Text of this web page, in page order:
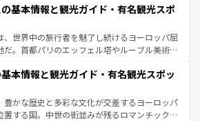
のイタリア情報はコンテンツ一覧を参照してほ
くこの国では、情熱的なフラメンコ、熱気あふ
そして美味しいタパスが生活の一部となってい
ドリードの洗練された雰囲気や、バルセロナの
れた街角から、地方では古代ローマ遺跡や中世
によって風土や気候が異なるスペインはその個
覧 を参照してほしい。
基本情報と観光ガイド・有名観光スポ
、世界中の旅行者を魅了し続けるヨーロッパ屈
だ。首都パリのエッフェル塔やルーブル美術館
魅力が詰まっている。華麗な宮殿、歴史的な大
いビーチ、そして豊かな自然が、訪れる者を心
る。また、フランスは美食の国としても知ら
ス料理はユネスコ無形文化遺産にも登録されて
本情報と観光ガイド・有名観光スポッ
豊かな歴史と多彩な文化が交差するヨーロッパ
置する国。中世の街並みが残るロマンチック街